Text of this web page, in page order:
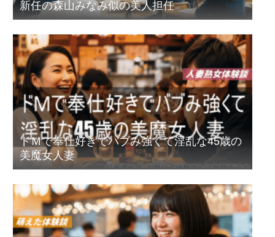
新任の森山みなみ似の美人担任
ドＭで奉仕好きでバブみ強くて淫乱な45歳の
美魔女人妻